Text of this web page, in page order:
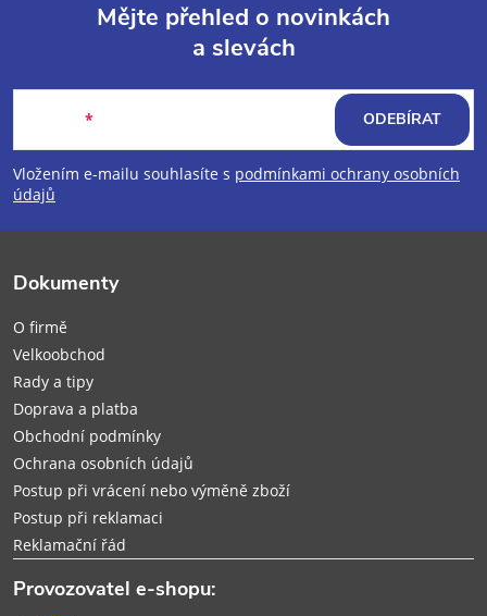
p
a
Mějte přehled o novinkách
a slevách
Vložením e-mailu souhlasíte s podmínkami ochrany osobních
údajů
ODEBÍRAT
Dokumenty
O firmě
Velkoobchod
Rady a tipy
Doprava a platba
Obchodní podmínky
Ochrana osobních údajů
Postup při vrácení nebo výměně zboží
Postup při reklamaci
Reklamační řád
Provozovatel e-shopu: